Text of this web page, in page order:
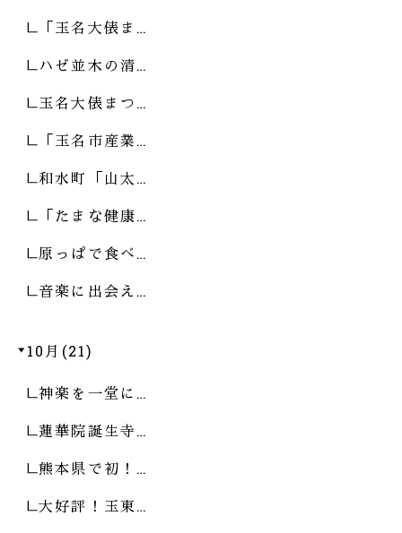
「玉名大俵ま…
ハゼ並木の清…
玉名大俵まつ…
「玉名市産業…
和水町「山太…
「たまな健康…
原っぱで食べ…
音楽に出会え…
10月(21)
神楽を一堂に…
蓮華院誕生寺…
熊本県で初！…
大好評！玉東…